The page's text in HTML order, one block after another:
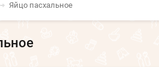
Яйцо пасхальное